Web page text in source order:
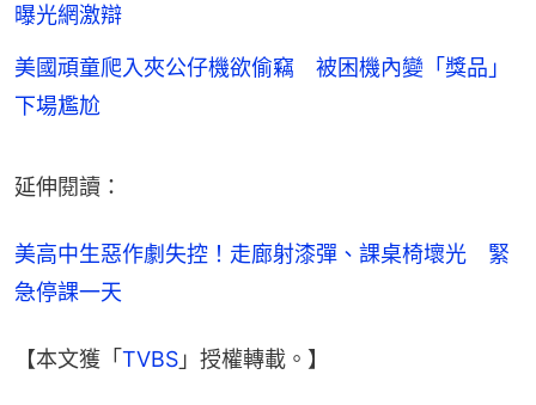
曝光網激辯
美國頑童爬入夾公仔機欲偷竊 被困機內變「獎品」
下場尷尬
延伸閱讀：
美高中生惡作劇失控！走廊射漆彈、課桌椅壞光　緊
急停課一天
【本文獲「 TVBS 」授權轉載。】